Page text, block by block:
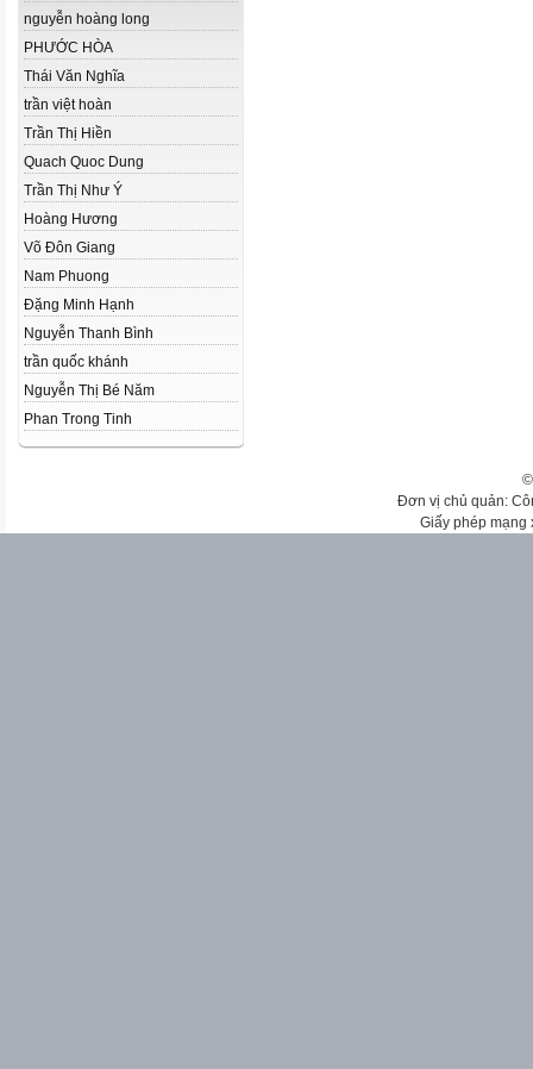
nguyễn hoàng long
PHƯỚC HÒA
Thái Văn Nghĩa
trần việt hoàn
Trần Thị Hiền
Quach Quoc Dung
Trần Thị Như Ý
Hoàng Hương
Võ Đôn Giang
Nam Phuong
Đặng Minh Hạnh
Nguyễn Thanh Bình
trần quốc khánh
Nguyễn Thị Bé Năm
Phan Trong Tinh
Đơn vị chủ quản:
Giấy phép mạng